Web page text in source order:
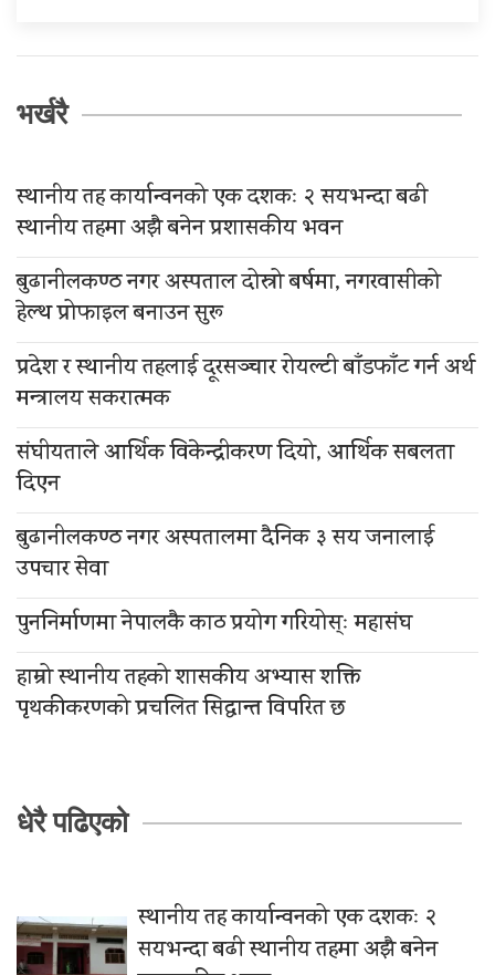
भर्खरै
स्थानीय तह कार्यान्वनको एक दशकः २ सयभन्दा बढी
स्थानीय तहमा अझै बनेन प्रशासकीय भवन
बुढानीलकण्ठ नगर अस्पताल दोस्रो बर्षमा, नगरवासीको
हेल्थ प्रोफाइल बनाउन सुरू
प्रदेश र स्थानीय तहलाई दूरसञ्चार रोयल्टी बाँडफाँट गर्न अर्थ
मन्त्रालय सकरात्मक
संघीयताले आर्थिक विकेन्द्रीकरण दियो, आर्थिक सबलता
दिएन
बुढानीलकण्ठ नगर अस्पतालमा दैनिक ३ सय जनालाई
उपचार सेवा
पुननिर्माणमा नेपालकै काठ प्रयोग गरियोस्ः महासंघ
हाम्रो स्थानीय तहको शासकीय अभ्यास शक्ति
पृथकीकरणको प्रचलित सिद्धान्त विपरित छ
धेरै पढिएको
स्थानीय तह कार्यान्वनको एक दशकः २
सयभन्दा बढी स्थानीय तहमा अझै बनेन